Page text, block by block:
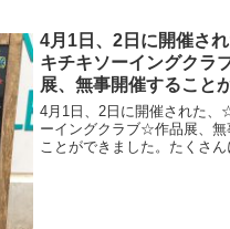
えない、上手なステッチです
4月1日、2日に開催さ
キチキソーイングクラ
展、無事開催すること
た。
4月1日、2日に開催された、
ーイングクラブ☆作品展、無
ことができました。たくさ